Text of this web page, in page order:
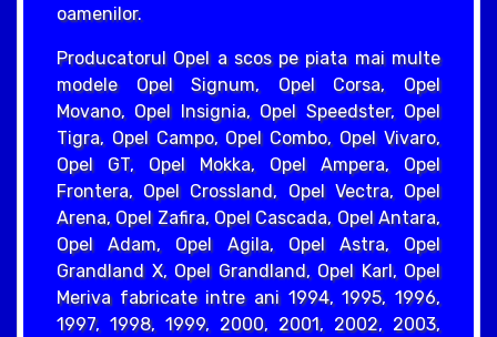
oamenilor.
Producatorul Opel a scos pe piata mai multe
modele Opel Signum, Opel Corsa, Opel
Movano, Opel Insignia, Opel Speedster, Opel
Tigra, Opel Campo, Opel Combo, Opel Vivaro,
Opel GT, Opel Mokka, Opel Ampera, Opel
Frontera, Opel Crossland, Opel Vectra, Opel
Arena, Opel Zafira, Opel Cascada, Opel Antara,
Opel Adam, Opel Agila, Opel Astra, Opel
Grandland X, Opel Grandland, Opel Karl, Opel
Meriva fabricate intre ani 1994, 1995, 1996,
1997, 1998, 1999, 2000, 2001, 2002, 2003,